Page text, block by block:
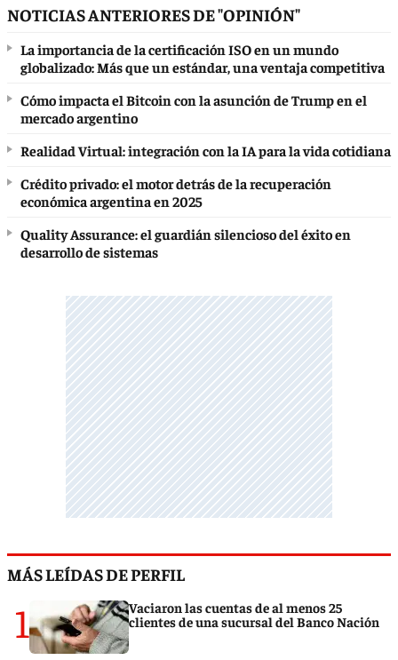
NOTICIAS ANTERIORES DE "OPINIÓN"
La importancia de la certificación ISO en un mundo
globalizado: Más que un estándar, una ventaja competitiva
Cómo impacta el Bitcoin con la asunción de Trump en el
mercado argentino
Realidad Virtual: integración con la IA para la vida cotidiana
Crédito privado: el motor detrás de la recuperación
económica argentina en 2025
Quality Assurance: el guardián silencioso del éxito en
desarrollo de sistemas
MÁS LEÍDAS DE PERFIL
1
Vaciaron las cuentas de al menos 25
clientes de una sucursal del Banco Nación